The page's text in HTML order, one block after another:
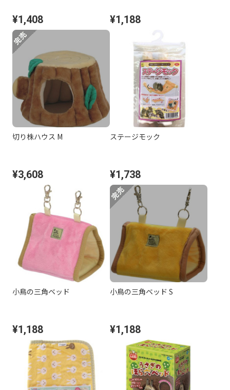
¥1,408 ¥1,188
切り株ハウス M
¥3,608
ステージモック
¥1,738
小鳥の三角ベッド
¥1,188
小鳥の三角ベッド S
¥1,188